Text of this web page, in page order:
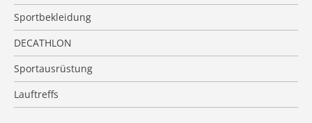
Sportbekleidung
DECATHLON
Sportausrüstung
Lauftreffs